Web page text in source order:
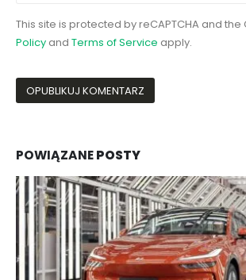
This site is protected by reCAPTCHA and the
Policy and Terms of Service apply.
POWIĄZANEPOSTY